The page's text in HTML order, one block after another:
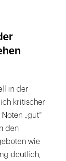
in der
kritischer
„gut“
den
wie
deutlich,